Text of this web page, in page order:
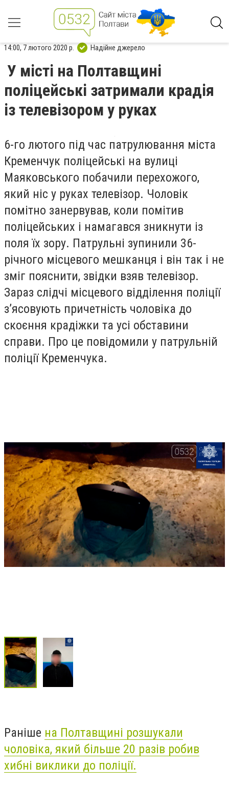
14:00, 7 лютого 2020 р. Надійне джерело
У місті на Полтавщині
поліцейські затримали крадія
із телевізором у руках
6-го лютого під час патрулювання міста
Кременчук поліцейські на вулиці
Маяковського побачили перехожого,
який ніс у руках телевізор. Чоловік
помітно занервував, коли помітив
поліцейських і намагався зникнути із
поля їх зору. Патрульні зупинили 36-
річного місцевого мешканця і він так і не
зміг пояснити, звідки взяв телевізор.
Зараз слідчі місцевого відділення поліції
з’ясовують причетність чоловіка до
скоєння крадіжки та усі обставини
справи. Про це повідомили у патрульній
поліції Кременчука.
Раніше на Полтавщині розшукали
чоловіка, який більше 20 разів робив
хибні виклики до поліції.